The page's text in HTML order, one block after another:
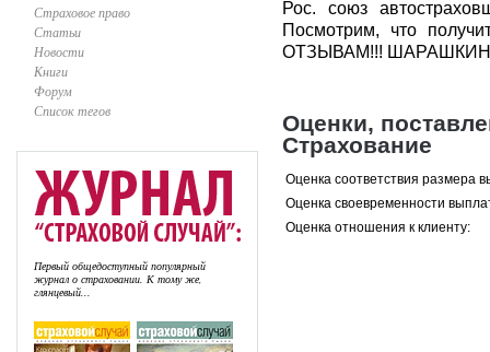
Страховое право
Статьи
Новости
Книги
Форум
Список тегов
Первый общедоступный популярный
журнал о страховании. К тому же,
глянцевый...
Рос. союз
Посмотрим, что
ОТЗЫВАМ!!!
Оценки,
Страхование
Оценка соответствия размера
Оценка своевременности
Оценка отношения к клиенту: